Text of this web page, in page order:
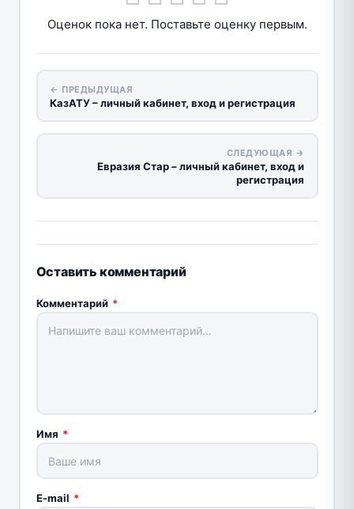
Оценок пока нет. Поставьте оценку первым.
← ПРЕДЫДУЩАЯ
КазАТУ – личный кабинет, вход и регистрация
СЛЕДУЮЩАЯ →
Евразия Стар – личный кабинет, вход и
регистрация
Оставить комментарий
Комментарий *
Имя *
E-mail *